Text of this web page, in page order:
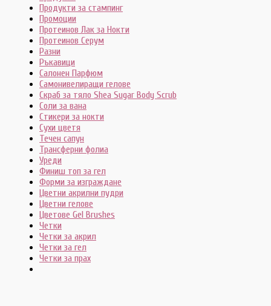
Продукти за стампинг
Промоции
Протеинов Лак за Нокти
Протеинов Серум
Разни
Ръкавици
Салонен Парфюм
Самонивелиращи гелове
Скраб за тяло Shea Sugar Body Scrub
Соли за вана
Стикери за нокти
Сухи цветя
Течен сапун
Трансферни фолиа
Уреди
Финиш топ за гел
Форми за изграждане
Цветни акрилни пудри
Цветни гелове
Цветове Gel Brushes
Четки
Четки за акрил
Четки за гел
Четки за прах